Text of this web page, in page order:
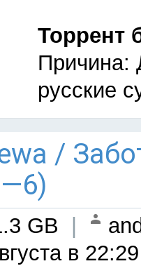
Торрент
Причина:
русские
/
GB
в 22:29